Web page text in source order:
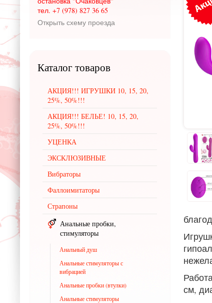
см,
тел. +7 (978) 827 36 65
Открыть схему проезда
Каталог товаров
АКЦИЯ!!! ИГРУШКИ 10, 15, 20,
25%, 50%!!!
АКЦИЯ!!! БЕЛЬЕ! 10, 15, 20,
25%, 50%!!!
УЦЕНКА
ЭКСКЛЮЗИВНЫЕ
Вибраторы
Фаллоимитаторы
Страпоны
Анальные пробки,
стимуляторы
Анальный душ
Анальные стимуляторы с
вибрацией
Анальные пробки (втулки)
Анальные стимуляторы